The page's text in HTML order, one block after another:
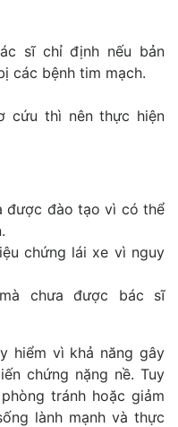
sĩ chỉ định nếu bản
các bệnh tim mạch.
cứu thì nên thực hiện
được đào tạo vì có thể
chứng lái xe vì nguy
chưa được bác sĩ
hiểm vì khả năng gây
chứng nặng nề. Tuy
tránh hoặc giảm
lành mạnh và thực